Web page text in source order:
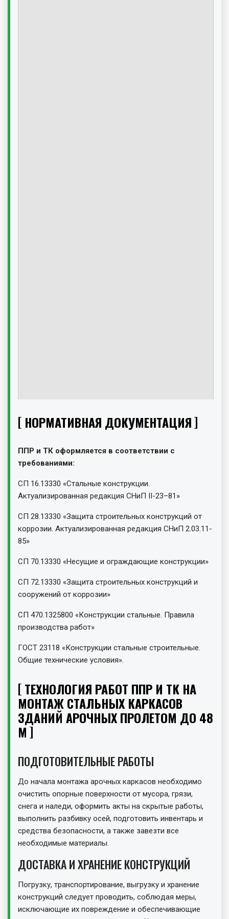
НОРМАТИВНАЯ ДОКУМЕНТАЦИЯ
ППР и ТК оформляется в соответствии с
требованиями:
СП 16.13330 «Стальные конструкции.
Актуализированная редакция СНиП II-23–81»
СП 28.13330 «Защита строительных конструкций от
коррозии. Актуализированная редакция СНиП 2.03.11-
85»
СП 70.13330 «Несущие и ограждающие конструкции»
СП 72.13330 «Защита строительных конструкций и
сооружений от коррозии»
СП 470.1325800 «Конструкции стальные. Правила
производства работ»
ГОСТ 23118 «Конструкции стальные строительные.
Общие технические условия».
ТЕХНОЛОГИЯ РАБОТ ППР И ТК НА
МОНТАЖ СТАЛЬНЫХ КАРКАСОВ
ЗДАНИЙ АРОЧНЫХ ПРОЛЕТОМ ДО 48
М
ПОДГОТОВИТЕЛЬНЫЕ РАБОТЫ
До начала монтажа арочных каркасов необходимо
очистить опорные поверхности от мусора, грязи,
снега и наледи, оформить акты на скрытые работы,
выполнить разбивку осей, подготовить инвентарь и
средства безопасности, а также завезти все
необходимые материалы.
ДОСТАВКА И ХРАНЕНИЕ КОНСТРУКЦИЙ
Погрузку, транспортирование, выгрузку и хранение
конструкций следует проводить, соблюдая меры,
исключающие их повреждение и обеспечивающие